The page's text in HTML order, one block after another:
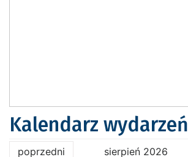
Kalendarz wydarzeń
poprzedni sierpień 2026